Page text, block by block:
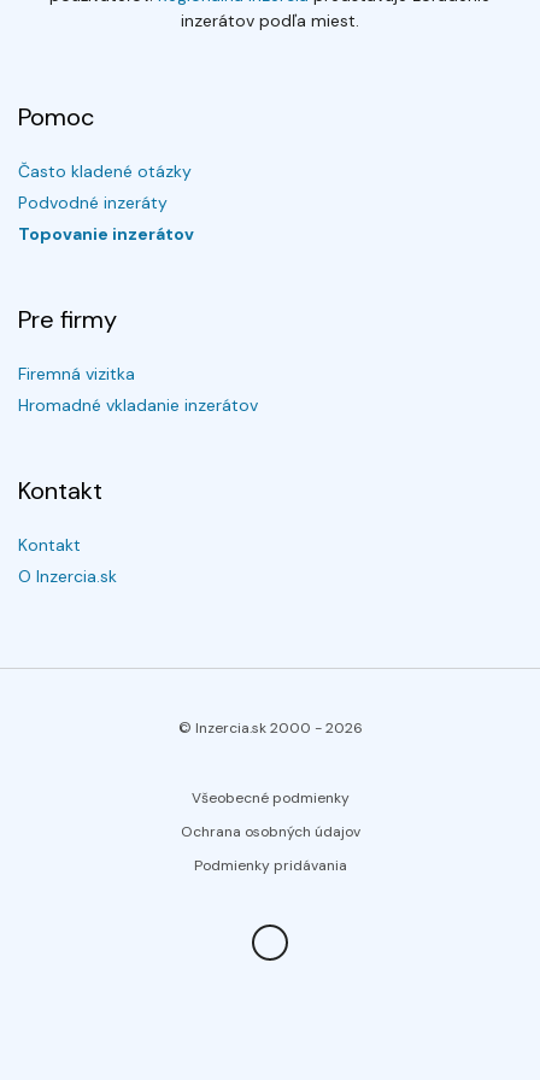
inzerátov podľa miest.
Pomoc
Často kladené otázky
Podvodné inzeráty
Topovanie inzerátov
Pre firmy
Firemná vizitka
Hromadné vkladanie inzerátov
Kontakt
Kontakt
O Inzercia.sk
© Inzercia.sk 2000 -2026
Všeobecné podmienky
Ochrana osobných údajov
Podmienky pridávania